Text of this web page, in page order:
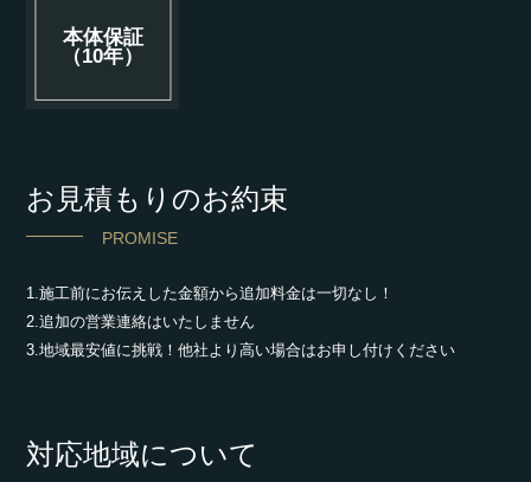
本体保証
（10年）
お見積もりのお約束
PROMISE
1.施工前にお伝えした金額から追加料金は一切なし！
2.追加の営業連絡はいたしません
3.地域最安値に挑戦！他社より高い場合はお申し付けください
対応地域について